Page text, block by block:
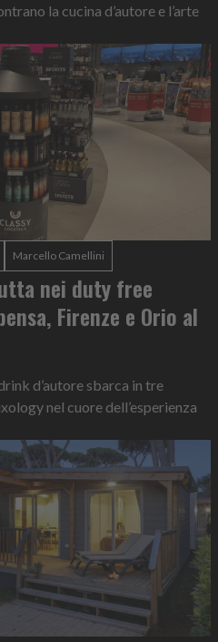
la cucina d’autore e l’arte
Marcello Camellini
nei duty free
Firenze e Orio al
d’autore sbarca in tre
nel cuore dell’esperienza